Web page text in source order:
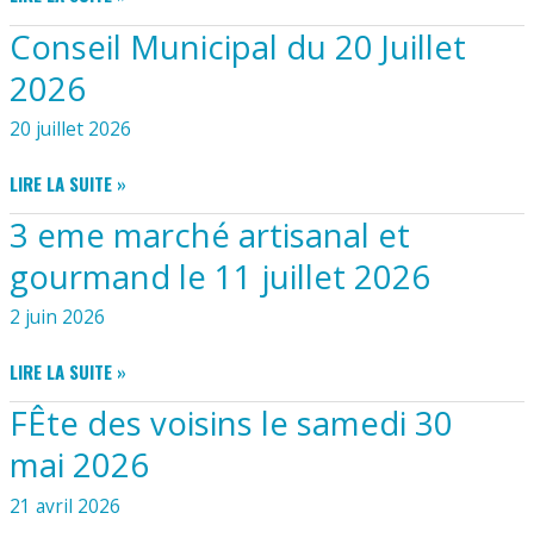
LUSSANTAIS
JUIN
2026
Conseil Municipal du 20 Juillet
2026
20 juillet 2026
CONSEIL
MUNICIPAL
DU
JUILLET
2026
LIRE LA SUITE »
3 eme marché artisanal et
gourmand le 11 juillet 2026
2 juin 2026
3
EME
MARCHÉ
ARTISANAL
ET
GOURMAND
LIRE LA SUITE »
FÊte des voisins le samedi 30
mai 2026
21 avril 2026